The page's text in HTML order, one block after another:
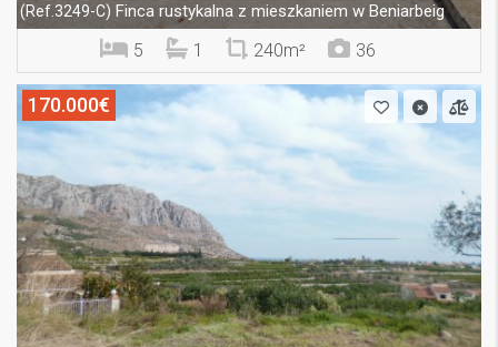
(Ref.3249-C) Finca rustykalna z mieszkaniem w Beniarbeig
5 1 240m² 36
170.000€